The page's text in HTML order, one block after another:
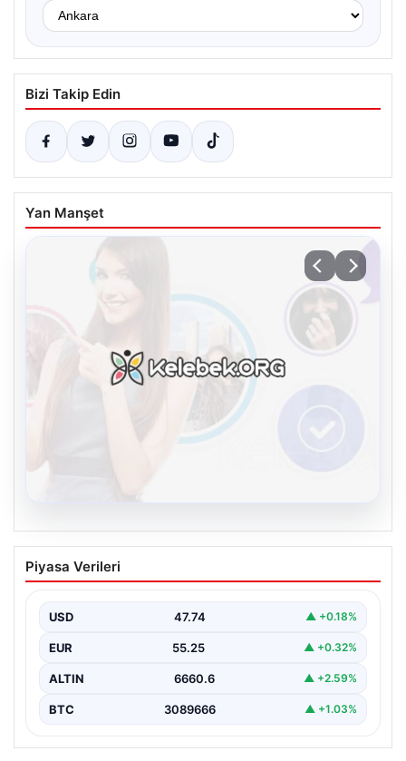
Bizi Takip Edin
Yan Manşet
Kelebek.Org İle Dijital İletişimin Seviyeli
Adresi Ve Muhabbet Deneyimi
kurması büyük bir hassasiyet ifade etmektedir.
Günümüzde…
Piyasa Verileri
USD 47.74 ▲ +0.18%
EUR 55.25 ▲ +0.32%
ALTIN 6660.6 ▲ +2.59%
BTC 3089666 ▲ +1.03%